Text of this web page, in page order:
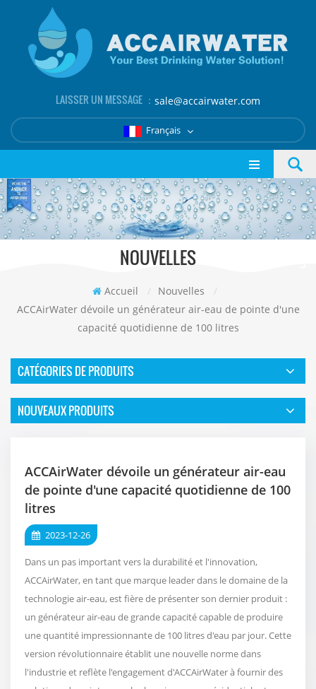
LAISSER UN MESSAGE ： sale@accairwater.com
Français
NOUVELLES
Accueil / Nouvelles
/
ACCAirWater dévoile un générateur air-eau de pointe d'une
capacité quotidienne de 100 litres
CATÉGORIES DE PRODUITS
NOUVEAUX PRODUITS
ACCAirWater dévoile un générateur air-eau
de pointe d'une capacité quotidienne de 100
litres
2023-12-26
Dans un pas important vers la durabilité et l'innovation,
ACCAirWater, en tant que marque leader dans le domaine de la
technologie air-eau, est fière de présenter son dernier produit :
un générateur air-eau de grande capacité capable de produire
une quantité impressionnante de 100 litres d'eau par jour. Cette
version révolutionnaire établit une nouvelle norme dans
l'industrie et reflète l'engagement d'ACCAirWater à fournir des